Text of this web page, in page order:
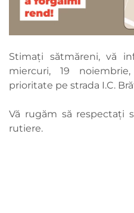
Stimați sătmăreni, vă
miercuri, 19
prioritate pe strada I.C.
Vă rugăm să respectați
rutiere.